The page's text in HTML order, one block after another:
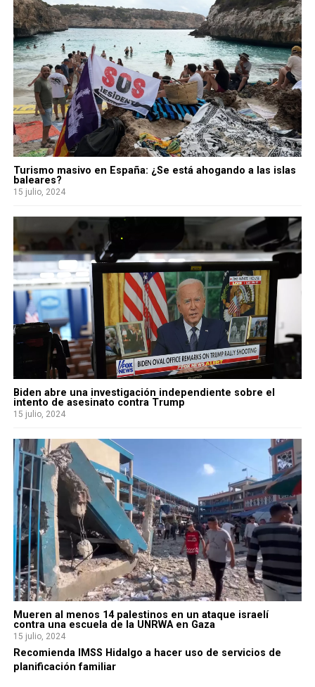
Turismo masivo en España: ¿Se está ahogando a las islas
baleares?
15 julio, 2024
Biden abre una investigación independiente sobre el
intento de asesinato contra Trump
15 julio, 2024
Mueren al menos 14 palestinos en un ataque israelí
contra una escuela de la UNRWA en Gaza
15 julio, 2024
Recomienda IMSS Hidalgo a hacer uso de servicios de
planificación familiar